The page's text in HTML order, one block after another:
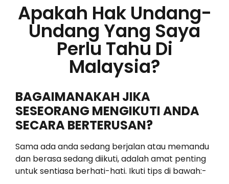
Apakah Hak Undang-
Undang Yang Saya
Perlu Tahu Di
Malaysia?
BAGAIMANAKAH JIKA
SESEORANG MENGIKUTI ANDA
SECARA BERTERUSAN?
Sama ada anda sedang berjalan atau memandu
dan berasa sedang diikuti, adalah amat penting
untuk sentiasa berhati-hati. Ikuti tips di bawah:-